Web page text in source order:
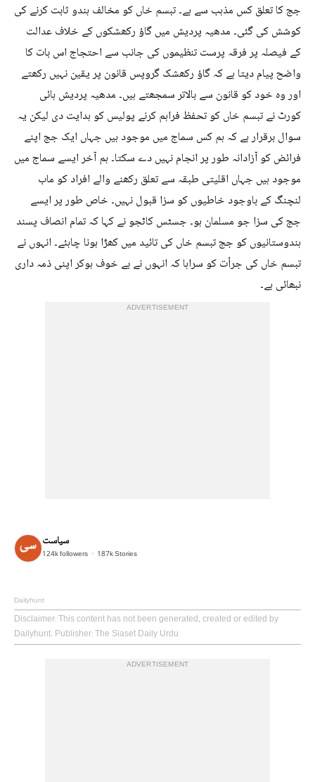
جج کا تعلق کس مذہب سے ہے۔ تبسم خاں کو مخالف ہندو ثابت کرنے کی
کوشش کی گئی۔ مدھیہ پردیش میں گاؤ رکھشکوں کے خلاف عدالت
کے فیصلہ پر فرقہ پرست تنظیموں کی جانب سے احتجاج اس بات کا
واضح پیام دیتا ہے کہ گاؤ رکھشک گروپس قانون پر یقین نہیں رکھتے
اور وہ خود کو قانون سے بالاتر سمجھتے ہیں۔ مدھیہ پردیش ہائی
کورٹ نے تبسم خاں کو تحفظ فراہم کرنے پولیس کو ہدایت دی لیکن یہ
سوال برقرار ہے کہ ہم کس سماج میں موجود ہیں جہاں ایک جج اپنے
فرائض کو آزادانہ طور پر انجام نہیں دے سکتا۔ ہم آخر ایسے سماج میں
موجود ہیں جہاں اقلیتی طبقہ سے تعلق رکھنے والے افراد کو ماب
لنچنگ کے باوجود خاطیوں کو سزا قبول نہیں۔ خاص طور پر ایسے
جج کی سزا جو مسلمان ہو۔ جسٹس کاٹجو نے کہا کہ تمام انصاف پسند
ہندوستانیوں کو جج تبسم خاں کی تائید میں کھڑا ہونا چاہئے۔ انہوں نے
تبسم خاں کی جرأت کو سراہا کہ انہوں نے بے خوف ہوکر اپنی ذمہ داری
نبھائی ہے۔
ADVERTISEMENT
سیاست
124kfollowers 187kStories
Dailyhunt
Disclaimer: This content has not been generated, created or edited by
Dailyhunt. Publisher: The Siaset Daily Urdu
ADVERTISEMENT